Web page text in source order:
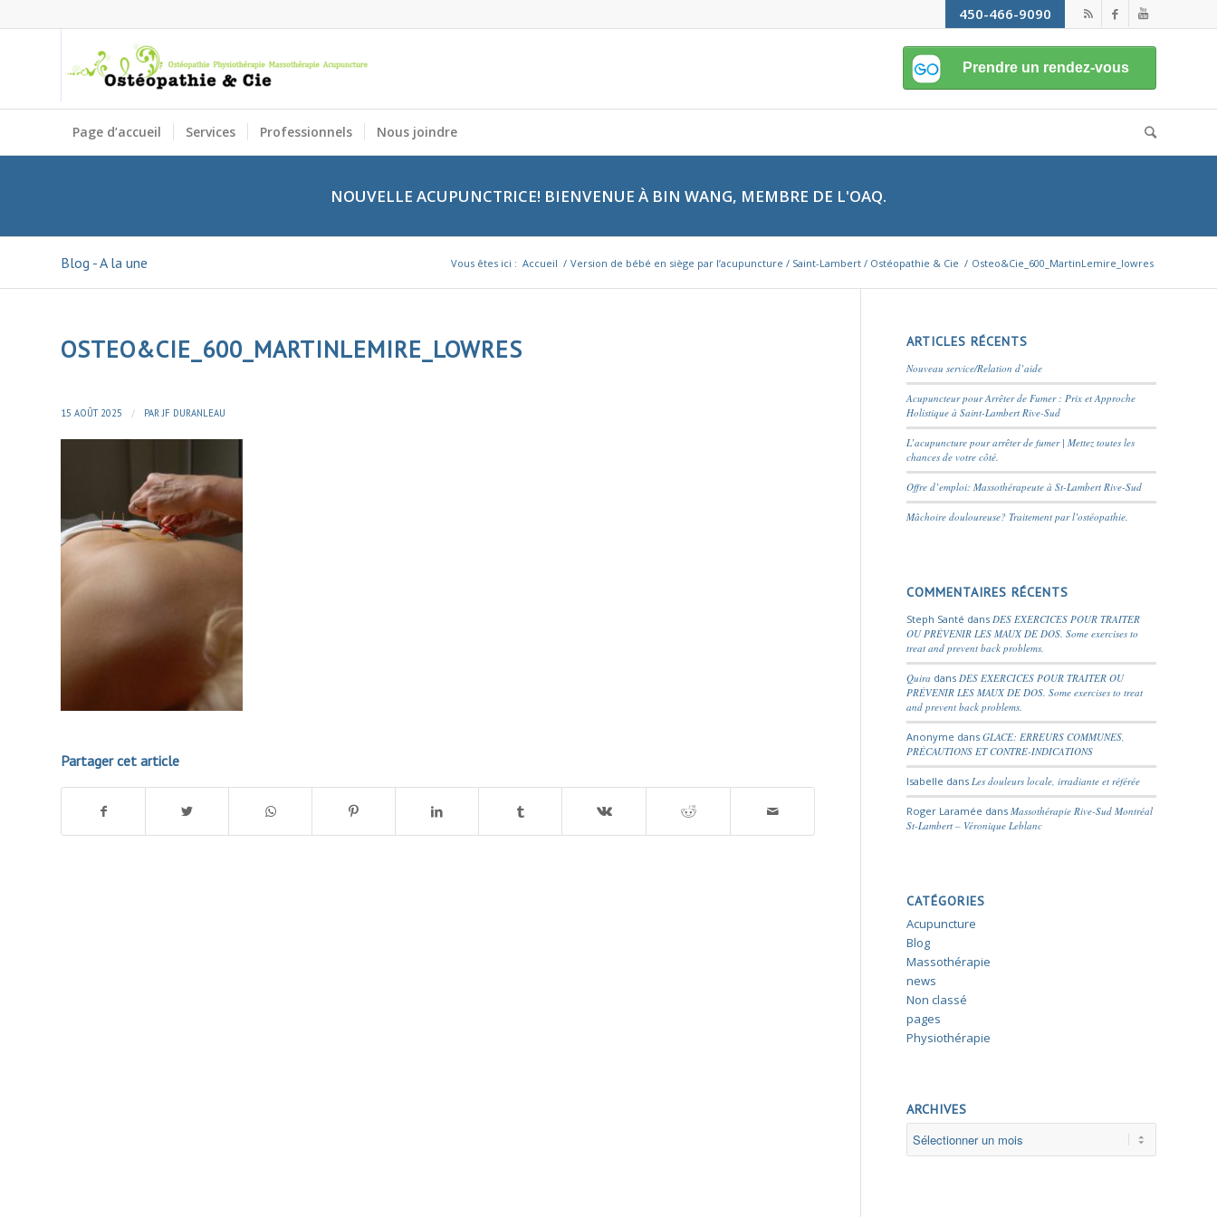
450-466-9090
Page d’accueil Services Professionnels Nous joindre
NOUVELLE ACUPUNCTRICE! BIENVENUE À BIN WANG, MEMBRE DE L'OAQ.
Blog - A la une Vous êtes ici : Accueil / Version de bébé en siège par l’acupuncture / Saint-Lambert / Ostéopathie & Cie / Osteo&Cie_600_MartinLemire_lowres
OSTEO&CIE_600_MARTINLEMIRE_LOWRES
15 AOÛT 2025 / PAR JF DURANLEAU
Partager cet article
ARTICLES RÉCENTS
Nouveau service/Relation d’aide
Acupuncteur pour Arrêter de Fumer : Prix et Approche
Holistique à Saint-Lambert Rive-Sud
L’acupuncture pour arrêter de fumer | Mettez toutes les
chances de votre côté.
Offre d’emploi: Massothérapeute à St-Lambert Rive-Sud
Mâchoire douloureuse? Traitement par l’ostéopathie.
COMMENTAIRES RÉCENTS
Steph Santé dans DES EXERCICES POUR TRAITER
OU PRÉVENIR LES MAUX DE DOS. Some exercises to
treat and prevent back problems.
Quira dans DES EXERCICES POUR TRAITER OU
PRÉVENIR LES MAUX DE DOS. Some exercises to treat
and prevent back problems.
Anonyme dansGLACE: ERREURS COMMUNES,
PRÉCAUTIONS ET CONTRE-INDICATIONS
Isabelle dans Les douleurs locale, irradiante et référée
Roger Laramée dansMassothérapie Rive-Sud Montréal
St-Lambert – Véronique Leblanc
CATÉGORIES
Acupuncture
Blog
Massothérapie
news
Non classé
pages
Physiothérapie
ARCHIVES